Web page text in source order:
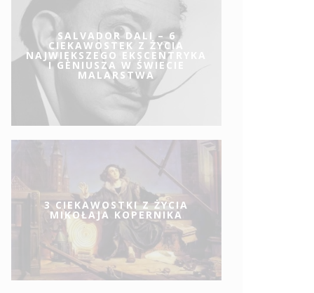
SALVADOR DALI – 6
CIEKAWOSTEK Z ŻYCIA
NAJWIĘKSZEGO EKSCENTRYKA
I GENIUSZA W ŚWIECIE
MALARSTWA
3 CIEKAWOSTKI Z ŻYCIA
MIKOŁAJA KOPERNIKA